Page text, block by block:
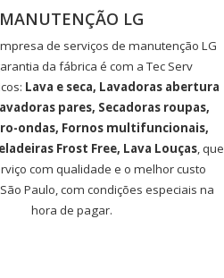
MANUTENÇÃO LG
de serviços de manutenção LG
da fábrica é com a Tec Serv
Lava e seca, Lavadoras abertura
pares, Secadoras roupas,
ondas, Fornos multifuncionais,
Frost Free, Lava Louças, que
com qualidade e o melhor custo
Paulo, com condições especiais na
hora de pagar.